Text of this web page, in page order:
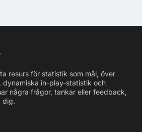
resurs för statistik som mål, över
dynamiska in-play-statistik och
några frågor, tankar eller feedback,
dig.